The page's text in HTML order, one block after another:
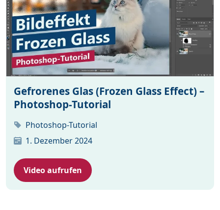
Gefrorenes Glas (Frozen Glass Effect) –
Photoshop-Tutorial
Photoshop-Tutorial
1. Dezember 2024
Video aufrufen